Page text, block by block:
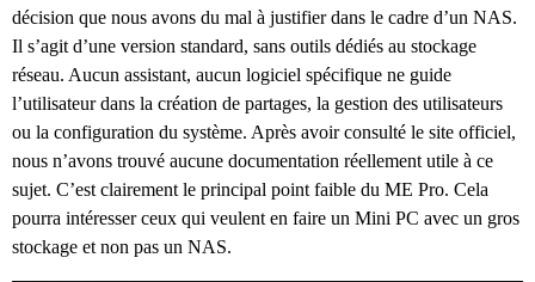
décision que nous avons du mal à justifier dans le cadre d’un NAS.
Il s’agit d’une version standard, sans outils dédiés au stockage
réseau. Aucun assistant, aucun logiciel spécifique ne guide
l’utilisateur dans la création de partages, la gestion des utilisateurs
ou la configuration du système. Après avoir consulté le site officiel,
nous n’avons trouvé aucune documentation réellement utile à ce
sujet. C’est clairement le principal point faible du ME Pro. Cela
pourra intéresser ceux qui veulent en faire un Mini PC avec un gros
stockage et non pas un NAS.